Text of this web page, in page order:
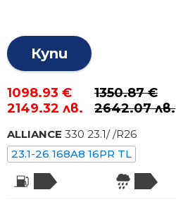
Купи
1098.93 €
2149.32 лв.
1350.87 €
2642.07 лв.
ALLIANCE 330 23.1/ /R26
23.1-26 168A8 16PR TL